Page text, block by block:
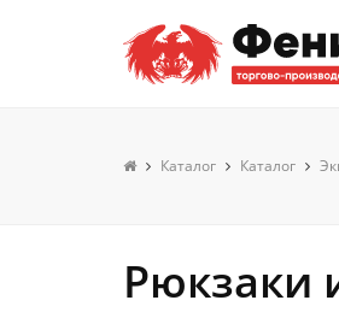
Каталог Каталог
Рюкзаки